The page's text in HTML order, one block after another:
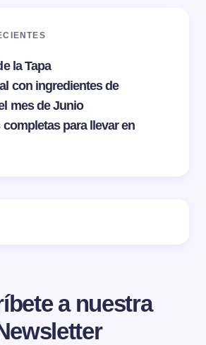
la Tapa
con ingredientes de
mes de Junio
completas para llevar en
a nuestra